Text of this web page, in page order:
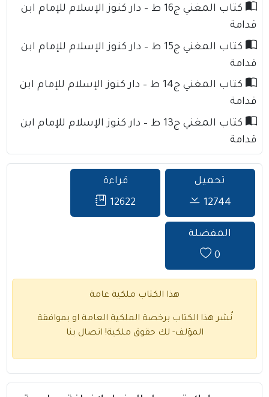
كتاب المغني ج16 ط – دار كنوز الإسلام للإمام ابن
قدامة
كتاب المغني ج15 ط – دار كنوز الإسلام للإمام ابن
قدامة
كتاب المغني ج14 ط – دار كنوز الإسلام للإمام ابن
قدامة
كتاب المغني ج13 ط – دار كنوز الإسلام للإمام ابن
قدامة
تحميل
12744
قراءة
12622
المفضلة
0
هذا الكتاب ملكية عامة
نُشر هذا الكتاب برخصة الملكية العامة او بموافقة
المؤلف- لك حقوق ملكية! اتصال بنا